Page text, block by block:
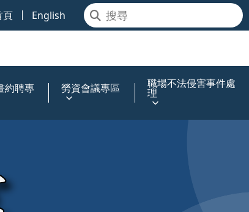
頁 English
約聘專 勞資會議專區 職場不法侵害事件處
理